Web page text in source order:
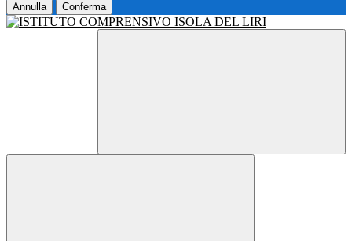
Annulla Conferma